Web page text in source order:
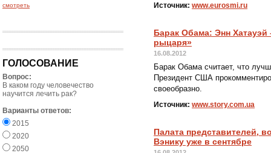
смотреть
ГОЛОСОВАНИЕ
Вопрос:
В каком году человечество
научится лечить рак?
Варианты ответов:
2015
2020
2050
Источник: www.eurosmi.ru
Барак Обама: Энн
рыцаря»
16.08.2012
Барак Обама считает, что
Президент США
своеобразно.
Источник: www.story.com.ua
Палата представителей,
Вэнику уже в сентябре